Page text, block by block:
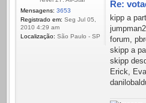
Mensagens: 3653
Registrado em: Seg Jul 05,
2010 4:29 am
Localização: São Paulo - SP
Re:
kipp a
forum,
skipp a
skipp
Erick,